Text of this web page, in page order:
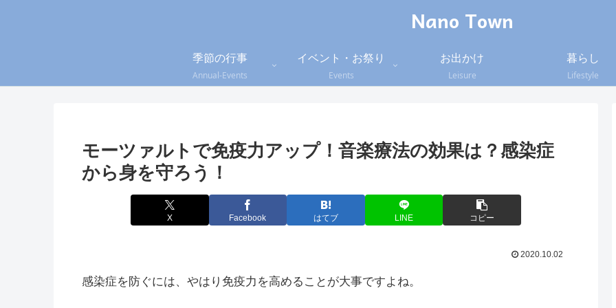
Nano Town
季節の行事
Annual-Events
イベント・お祭り
Events
お出かけ
Leisure
暮らし
Lifestyle
モーツァルトで免疫力アップ！音楽療法の効果は？感染症
から身を守ろう！
X Facebook はてブ LINE コピー
2020.10.02
感染症を防ぐには、やはり免疫力を高めることが大事ですよね。